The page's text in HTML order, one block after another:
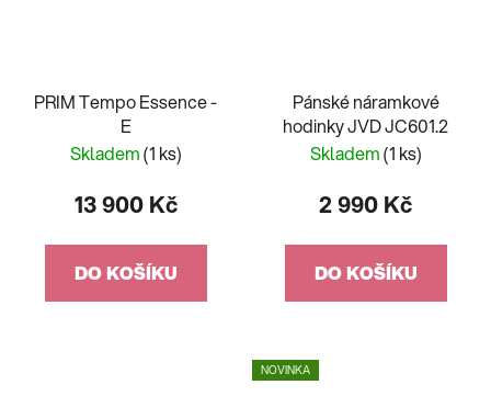
PRIM Tempo Essence -
E
Skladem(1 ks)
13 900 Kč
DO KOŠÍKU
Pánské náramkové
hodinky JVD JC601.2
Skladem(1 ks)
2 990 Kč
DO KOŠÍKU
NOVINKA